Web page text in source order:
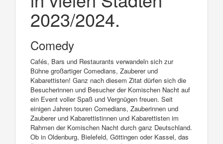
2023/2024.
Comedy
Cafés, Bars und Restaurants verwandeln sich zur
Bühne großartiger Comedians, Zauberer und
Kabarettisten! Ganz nach diesem Zitat dürfen sich die
Besucherinnen und Besucher der Komischen Nacht auf
ein Event voller Spaß und Vergnügen freuen. Seit
einigen Jahren touren Comedians, Zauberinnen und
Zauberer und Kabarettistinnen und Kabarettisten im
Rahmen der Komischen Nacht durch ganz Deutschland.
Ob in Oldenburg, Bielefeld, Göttingen oder Kassel, das